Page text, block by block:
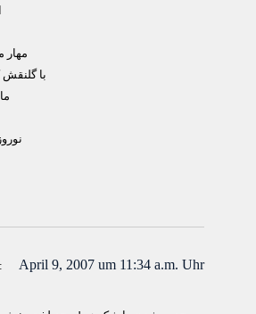
با
April 9, 2007 um 11:34 a.m. Uhr